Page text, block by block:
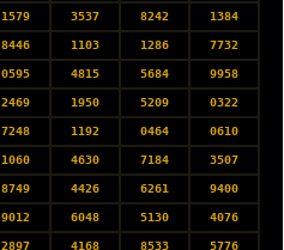
1579 3537 8242 1384
8446 1103 1286 7732
0595 4815 5684 9958
2469 1950 5209 0322
7248 1192 0464 0610
1060 4630 7184 3507
8749 4426 6261 9400
9012 6048 5130 4076
2897 4168 8533 5776